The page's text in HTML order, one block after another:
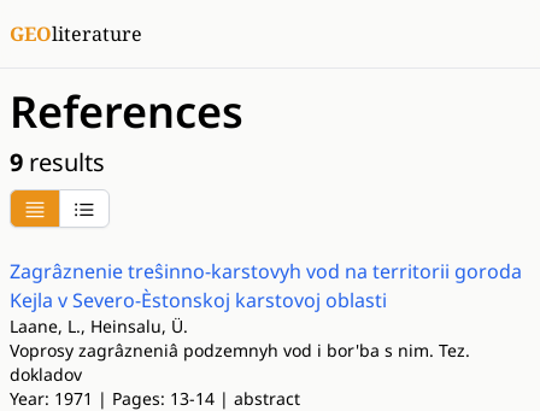
GEOliterature
References
9 results
Zagrâznenie treŝinno-karstovyh vod na territorii goroda
Kejla v Severo-Èstonskoj karstovoj oblasti
Laane, L., Heinsalu, Ü.
Voprosy zagrâzneniâ podzemnyh vod i bor'ba s nim. Tez.
dokladov
Year: 1971 | Pages: 13-14 | abstract